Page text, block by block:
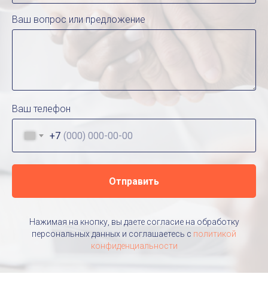
Ваш вопрос или предложение
Ваш телефон
+7
Отправить
Нажимая на кнопку, вы даете согласие на обработку
персональных данных и соглашаетесь c политикой
конфиденциальности